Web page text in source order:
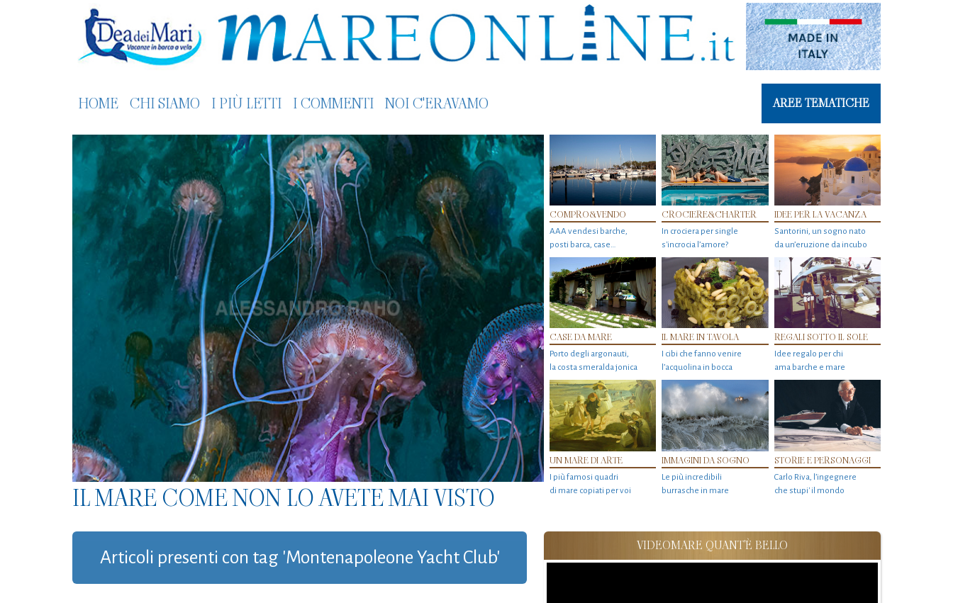
HOME CHI SIAMO I PIÙ LETTI I COMMENTI NOI C'ERAVAMO AREE TEMATICHE
IL MARE COME NON LO AVETE MAI VISTO
COMPRO&VENDO
AAA vendesi barche,
posti barca, case…
CROCIERE&CHARTER
In crociera per single
s'incrocia l’amore?
IDEE PER LA VACANZA
Santorini, un sogno nato
da un’eruzione da incubo
CASE DA MARE
Porto degli argonauti,
la costa smeralda jonica
IL MARE IN TAVOLA
I cibi che fanno venire
l’acquolina in bocca
REGALI SOTTO IL SOLE
Idee regalo per chi
ama barche e mare
UN MARE DI ARTE
I più famosi quadri
di mare copiati per voi
IMMAGINI DA SOGNO
Le più incredibili
burrasche in mare
STORIE E PERSONAGGI
Carlo Riva, l’ingegnere
che stupi' il mondo
Articoli presenti con tag 'Montenapoleone Yacht Club'
VIDEOMARE QUANT'È BELLO